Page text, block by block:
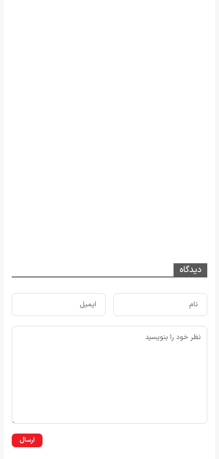
دیدگاه
ارسال